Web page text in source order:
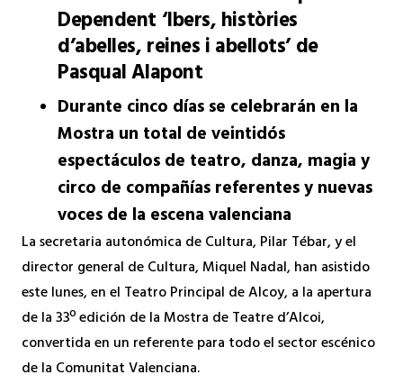
Dependent ‘Ibers, històries
d’abelles, reines i abellots’ de
Pasqual Alapont
Durante cinco días se celebrarán en la
Mostra un total de veintidós
espectáculos de teatro, danza, magia y
circo de compañías referentes y nuevas
voces de la escena valenciana
La secretaria autonómica de Cultura, Pilar Tébar, y el
director general de Cultura, Miquel Nadal, han asistido
este lunes, en el Teatro Principal de Alcoy, a la apertura
de la 33º edición de la Mostra de Teatre d’Alcoi,
convertida en un referente para todo el sector escénico
de la Comunitat Valenciana.